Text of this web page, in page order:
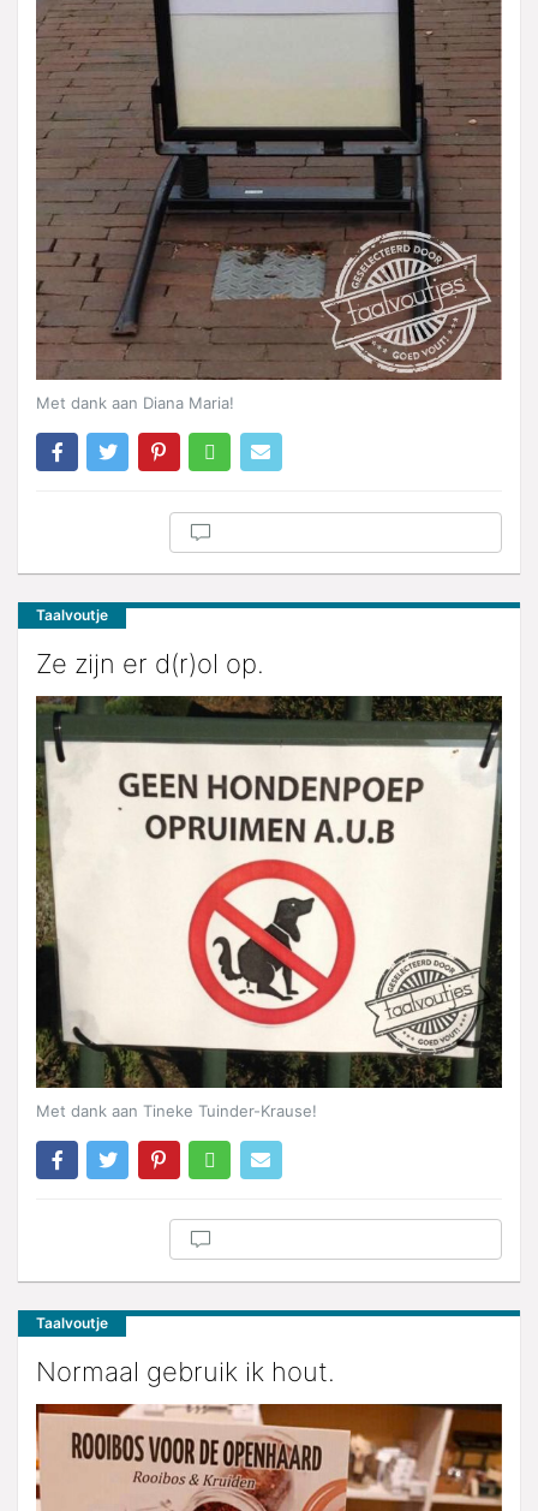
Met dank aan Diana Maria!
Taalvoutje
Ze zijn er d(r)ol op.
Met dank aan Tineke Tuinder-Krause!
Taalvoutje
Normaal gebruik ik hout.